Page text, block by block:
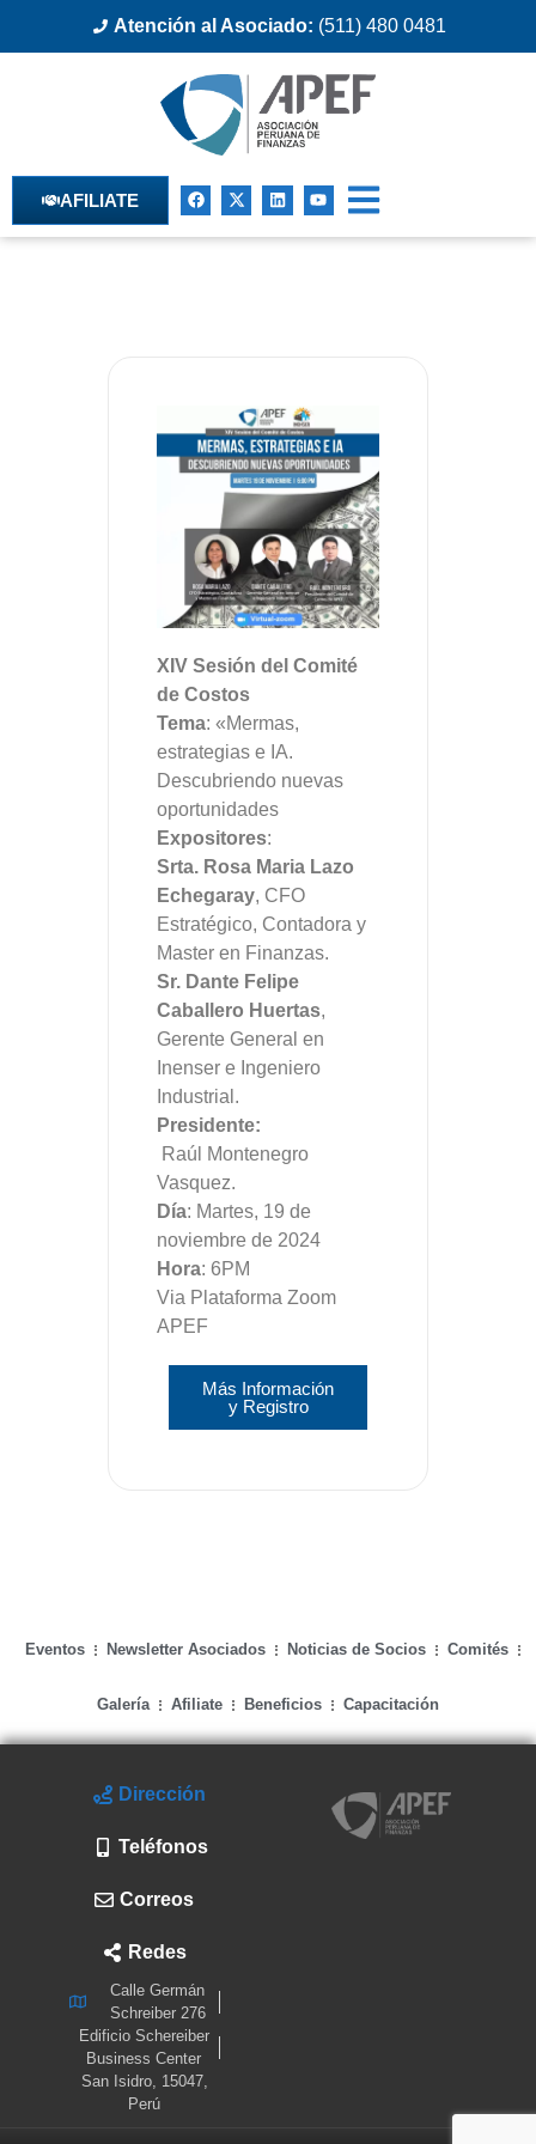
Atención al Asociado: (511) 480 0481
AFILIATE
XIV Sesión del Comité
de Costos
Tema: «Mermas,
estrategias e IA.
Descubriendo nuevas
oportunidades
Expositores:
Srta. Rosa Maria Lazo
Echegaray, CFO
Estratégico, Contadora y
Master en Finanzas.
Sr. Dante Felipe
Caballero Huertas,
Gerente General en
Inenser e Ingeniero
Industrial.
Presidente:
Raúl Montenegro
Vasquez.
Día: Martes, 19 de
noviembre de 2024
Hora: 6PM
Via Plataforma Zoom
APEF
Más Información
y Registro
Eventos Newsletter Asociados Noticias de Socios Comités
Galería Afiliate Beneficios Capacitación
Dirección
Teléfonos
Correos
Redes
Calle Germán
Schreiber 276
Edificio Schereiber
Business Center
San Isidro, 15047,
Perú